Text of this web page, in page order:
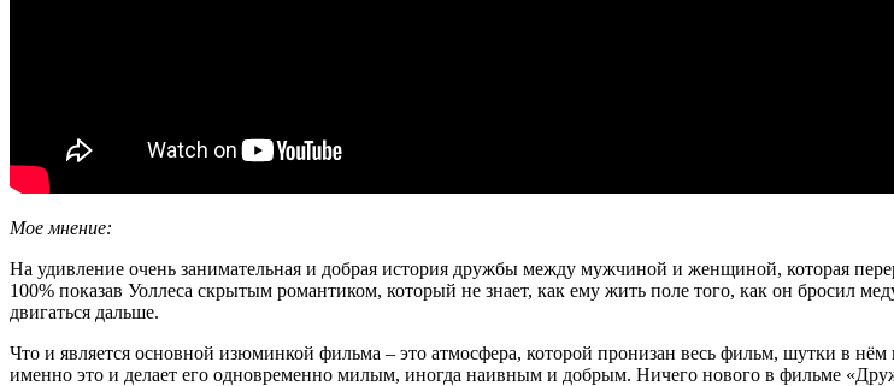
Мое мнение:
На удивление очень занимательная и добрая история дружбы между мужчиной и женщиной, которая
100% показав Уоллеса скрытым романтиком, который не знает, как ему жить поле того, как он бросил
двигаться дальше.
Что и является основной изюминкой фильма – это атмосфера, которой пронизан весь фильм, шутки в
именно это и делает его одновременно милым, иногда наивным и добрым. Ничего нового в фильме